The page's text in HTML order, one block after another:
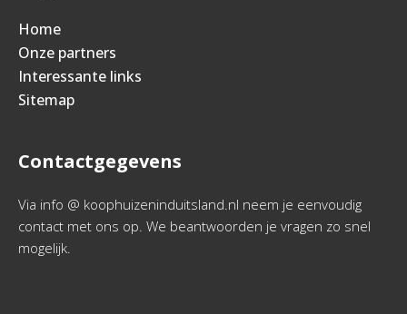
Home
Onze partners
Interessante links
Sitemap
Contactgegevens
Via info @ koophuizeninduitsland.nl neem je eenvoudig
contact met ons op. We beantwoorden je vragen zo snel
mogelijk.